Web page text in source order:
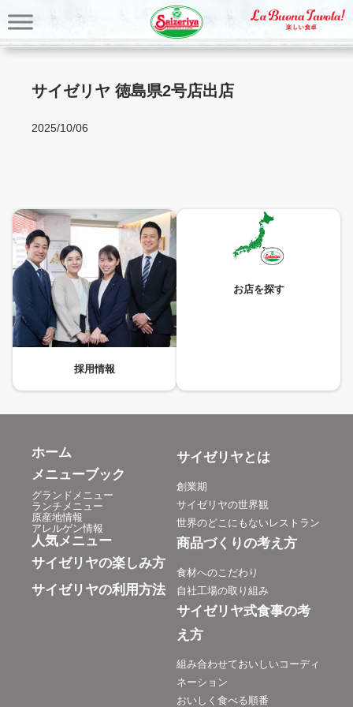
容
を
サイゼリヤ 徳島県2号店出店
2025/10/06
採用情報
お店を探す
ホーム
メニューブック
グランドメニュー
ランチメニュー
原産地情報
アレルゲン情報
人気メニュー
サイゼリヤの楽しみ方
サイゼリヤの利用方法
サイゼリヤとは
創業期
サイゼリヤの世界観
世界のどこにもないレストラン
商品づくりの考え方
食材へのこだわり
自社工場の取り組み
サイゼリヤ式食事の考
え方
組み合わせておいしいコーディ
ネーション
おいしく食べる順番